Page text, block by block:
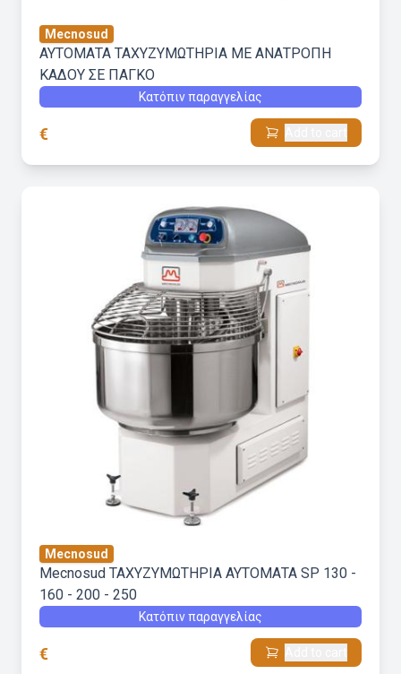
Mecnosud
ΑΥΤΟΜΑΤΑ ΤΑΧΥΖΥΜΩΤΗΡΙΑ ΜΕ ΑΝΑΤΡΟΠΗ
ΚΑΔΟΥ ΣΕ ΠΑΓΚΟ
Κατόπιν παραγγελίας
€
Mecnosud
Mecnosud ΤΑΧΥΖΥΜΩΤΗΡΙΑ ΑΥΤΟΜΑΤΑ SP 130 -
160 - 200 - 250
Κατόπιν παραγγελίας
€